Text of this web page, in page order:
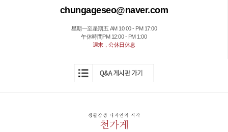
chungageseo@naver.com
星期一至星期五 AM 10:00 - PM 17:00
午休時間PM 12:00 - PM 1:00
週末，公休日休息